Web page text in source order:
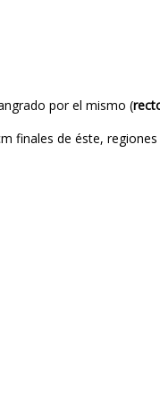
por el mismo (
finales de éste,